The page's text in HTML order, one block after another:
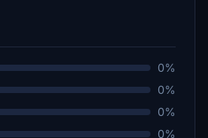
0%
0%
0%
0%